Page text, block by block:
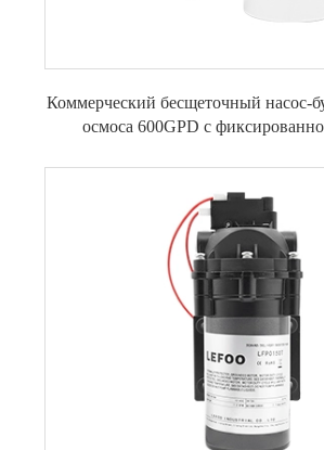
Коммерческий бесщеточный насос-
осмоса 600GPD с